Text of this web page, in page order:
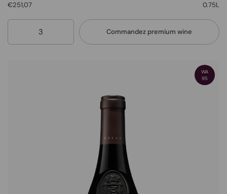
€251,07
0.75L
Commandez premium wine
WA
95